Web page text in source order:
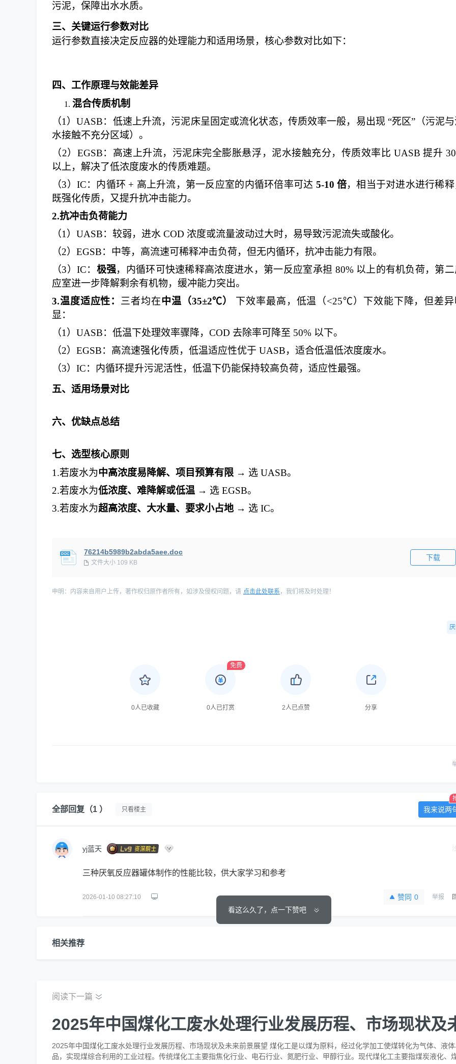
污泥，保障出水水质。
三、关键运行参数对比
运行参数直接决定反应器的处理能力和适用场景，核心参数对比如下：
四、工作原理与效能差异
1. 混合传质机制
（1 ）UASB：低速上升流，污泥床呈固定或流化状态，传质效率一般，易出现 “死区”（污泥
水接触不充分区域）。
（2） EGSB：高速上升流，污泥床完全膨胀悬浮，泥水接触充分，传质效率比 UASB 提升
以上，解决了低浓度废水的传质难题。
（3） IC：内循环 + 高上升流，第一反应室的内循环倍率可达 5-10 倍，相当于对进水进行稀释
既强化传质，又提升抗冲击能力。
2.抗冲击负荷能力
（1 ） UASB：较弱，进水 COD 浓度或流量波动过大时，易导致污泥流失或酸化。
（2） EGSB：中等，高流速可稀释冲击负荷，但无内循环，抗冲击能力有限。
（3） IC： 极强，内循环可快速稀释高浓度进水，第一反应室承担 80% 以上的有机负荷，第二
应室进一步降解剩余有机物，缓冲能力突出。
3.温度适应性： 三者均在中温（35±2℃）
下效率最高，低温（<25℃）下效能下降，但差异
显：
（1 ） UASB：低温下处理效率骤降，COD 去除率可降至 50% 以下。
（2） EGSB：高流速强化传质，低温适应性优于 UASB，适合低温低浓度废水。
（3） IC：内循环提升污泥活性，低温下仍能保持较高负荷，适应性最强。
五、适用场景对比
六、优缺点总结
七、选型核心原则
1.若废水为中高浓度易降解、项目预算有限 → 选 UASB。
2.若废水为低浓度、难降解或低温 → 选 EGSB。
3.若废水为超高浓度、大水量、要求小占地 → 选 IC。
76214b5989b2abda5aee.doc
文件大小 109 KB
下载
申明：内容来自用户上传，著作权归原作者所有，如涉及侵权问题，请 点击此处联系 ，我们将及时处理！
0人已收藏 0人已打赏
免费
2人已点赞 分享
全部回复 （1 ） 只看楼主 我来说两
yj蓝天
三种厌氧反应器罐体制作的性能比较，供大家学习和参考
2026-01-10 08:27:10 举报
赞同 0
相关推荐
阅读下一篇
2025年中国煤化工废水处理行业发展历程、市场现状及
2025年中国煤化工废水处理行业发展历程、市场现状及未来前景展望 煤化工是以煤为原料，经过化学加工使煤转化为气体、液
品，实现煤综合利用的工业过程。传统煤化工主要指焦化行业、电石行业、氮肥行业、甲醇行业。现代煤化工主要指煤炭液化、
看这么久了，点一下赞吧